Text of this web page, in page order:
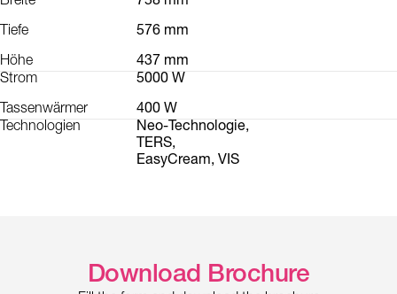
Tiefe 576 mm
Höhe
437 mm
Strom
5000 W
Tassenwärmer
400 W
Technologien
Neo-Technologie,
TERS,
EasyCream, VIS
Download Brochure